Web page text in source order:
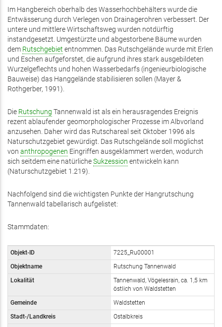
Im Hangbereich oberhalb des Wasserhochbehälters wurde die
Entwässerung durch Verlegen von Drainagerohren verbessert. Der
untere und mittlere Wirtschaftsweg wurden notdürftig
instandgesetzt. Umgestürzte und abgestorbene Bäume wurden
dem Rutschgebiet entnommen. Das Rutschgelände wurde mit Erlen
und Eschen aufgeforstet, die aufgrund ihres stark ausgebildeten
Wurzelgeflechts und hohen Wasserbedarfs (ingenieurbiologische
Bauweise) das Hanggelände stabilisieren sollen (Mayer &
Rothgerber, 1991).
Die Rutschung Tannenwald ist als ein herausragendes Ereignis
rezent ablaufender geomorphologischer Prozesse im Albvorland
anzusehen. Daher wird das Rutschareal seit Oktober 1996 als
Naturschutzgebiet gewürdigt. Das Rutschgelände soll möglichst
von anthropogenen Eingriffen ausgeklammert werden, wodurch
sich seitdem eine natürlicheSukzession entwickeln kann
(Naturschutzgebiet 1.219).
Nachfolgend sind die wichtigsten Punkte der Hangrutschung
Tannenwald tabellarisch aufgelistet:
Stammdaten:
Objekt-ID
7225_Ru00001
Objektname
Rutschung Tannenwald
Lokalität
Tannenwald, Vögelesrain, ca. 1,5 km
östlich von Waldstetten
Gemeinde
Waldstetten
Stadt-/Landkreis
Ostalbkreis